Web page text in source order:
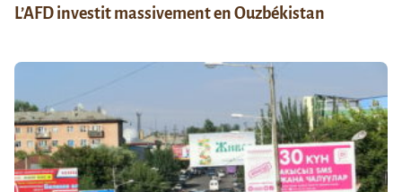
L’AFD investit massivement en Ouzbékistan